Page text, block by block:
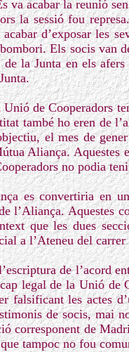
va acabar la reunió
la sessió fou
d’exposar les
Els socis van
la Junta en els
de Cooperadors
també ho eren de
el mes de
Aliança. Aquestes
no podia
es convertiria en
l’Aliança. Aquestes
que les dues
a l’Ateneu del
de l’acord
legal de la Unió de
falsificant les actes
de socis, mai
corresponent de
tampoc no fou